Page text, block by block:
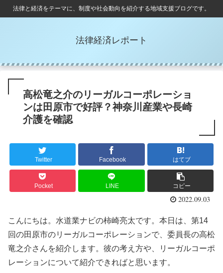
法律と経済をテーマに、制度や社会動向を紹介する地域支援ブログです。
法律経済レポート
高松竜之介のリーガルコーポレーショ
ンは田原市で好評？神奈川産業や長崎
介護を確認
Twitter Facebook はてブ
Pocket LINE コピー
2022.09.03
こんにちは。水道業ナビの柿崎亮太です。本日は、第14
回の田原市のリーガルコーポレーションで、委員長の高松
竜之介さんを紹介します。彼の考え方や、リーガルコーポ
レーションについて紹介できればと思います。